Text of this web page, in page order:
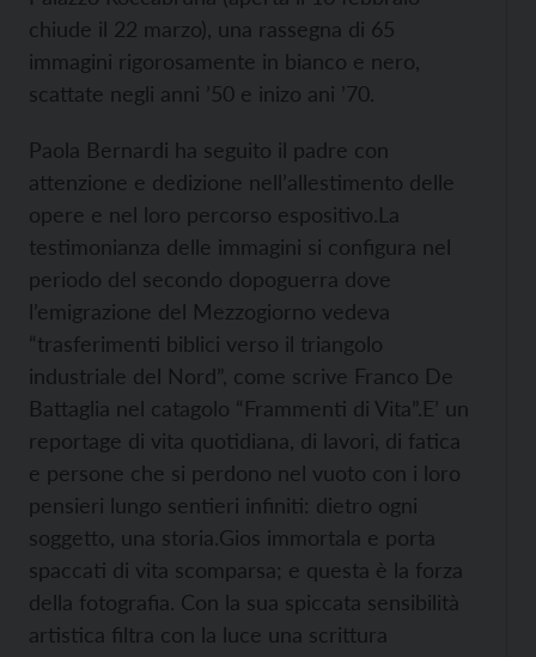
chiude il 22 marzo), una rassegna di 65
immagini rigorosamente in bianco e nero,
scattate negli anni ’50 e inizo ani ’70.
Paola Bernardi ha seguito il padre con
attenzione e dedizione nell’allestimento delle
opere e nel loro percorso espositivo.La
testimonianza delle immagini si configura nel
periodo del secondo dopoguerra dove
l’emigrazione del Mezzogiorno vedeva
“trasferimenti biblici verso il triangolo
industriale del Nord”, come scrive Franco De
Battaglia nel catagolo “Frammenti di Vita”.E’ un
reportage di vita quotidiana, di lavori, di fatica
e persone che si perdono nel vuoto con i loro
pensieri lungo sentieri infiniti: dietro ogni
soggetto, una storia.Gios immortala e porta
spaccati di vita scomparsa; e questa è la forza
della fotografia. Con la sua spiccata sensibilità
artistica filtra con la luce una scrittura